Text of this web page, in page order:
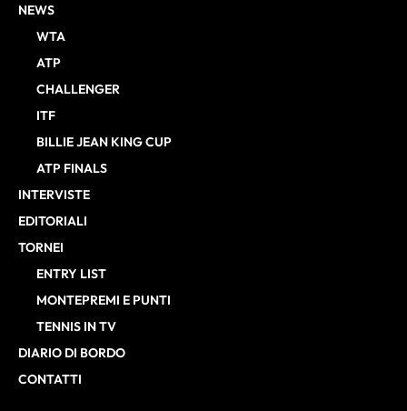
NEWS
WTA
ATP
CHALLENGER
ITF
BILLIE JEAN KING CUP
ATP FINALS
INTERVISTE
EDITORIALI
TORNEI
ENTRY LIST
MONTEPREMI E PUNTI
TENNIS IN TV
DIARIO DI BORDO
CONTATTI